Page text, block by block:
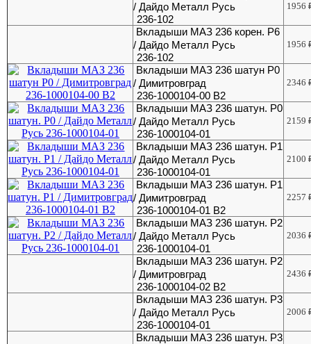
/ Дайдо Металл Русь
236-102
1956
Вкладыши МАЗ 236 корен. Р6
/ Дайдо Металл Русь
236-102
1956
Вкладыши МАЗ 236 шатун Р0
/ Димитровград
236-1000104-00 В2
2346
Вкладыши МАЗ 236 шатун. Р0
/ Дайдо Металл Русь
236-1000104-01
2159
Вкладыши МАЗ 236 шатун. Р1
/ Дайдо Металл Русь
236-1000104-01
2100
Вкладыши МАЗ 236 шатун. Р1
/ Димитровград
236-1000104-01 В2
2257
Вкладыши МАЗ 236 шатун. Р2
/ Дайдо Металл Русь
236-1000104-01
2036
Вкладыши МАЗ 236 шатун. Р2
/ Димитровград
236-1000104-02 В2
2436
Вкладыши МАЗ 236 шатун. Р3
/ Дайдо Металл Русь
236-1000104-01
2006
Вкладыши МАЗ 236 шатун. Р3